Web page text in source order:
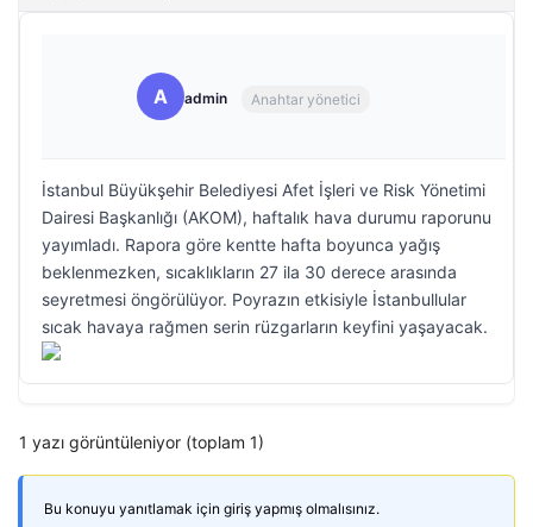
A admin Anahtar yönetici
İstanbul Büyükşehir Belediyesi Afet İşleri ve Risk Yönetimi
Dairesi Başkanlığı (AKOM), haftalık hava durumu raporunu
yayımladı. Rapora göre kentte hafta boyunca yağış
beklenmezken, sıcaklıkların 27 ila 30 derece arasında
seyretmesi öngörülüyor. Poyrazın etkisiyle İstanbullular
sıcak havaya rağmen serin rüzgarların keyfini yaşayacak.
1 yazı görüntüleniyor (toplam 1)
Bu konuyu yanıtlamak için giriş yapmış olmalısınız.